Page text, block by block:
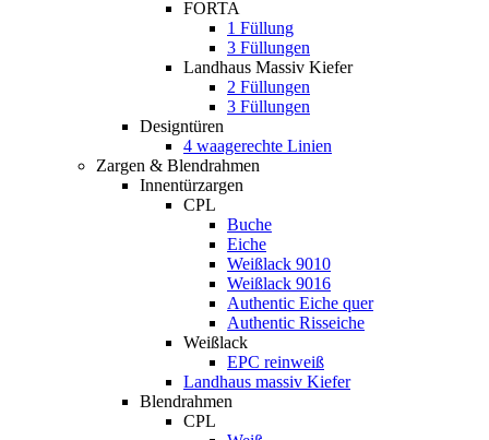
FORTA
1 Füllung
3 Füllungen
Landhaus Massiv Kiefer
2 Füllungen
3 Füllungen
Designtüren
4 waagerechte Linien
Zargen & Blendrahmen
Innentürzargen
CPL
Buche
Eiche
Weißlack 9010
Weißlack 9016
Authentic Eiche quer
Authentic Risseiche
Weißlack
EPC reinweiß
Landhaus massiv Kiefer
Blendrahmen
CPL